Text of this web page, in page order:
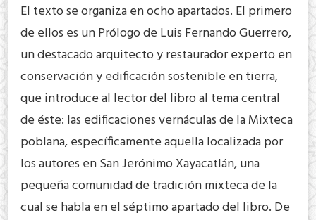
El texto se organiza en ocho apartados. El primero
de ellos es un Prólogo de Luis Fernando Guerrero,
un destacado arquitecto y restaurador experto en
conservación y edificación sostenible en tierra,
que introduce al lector del libro al tema central
de éste: las edificaciones vernáculas de la Mixteca
poblana, específicamente aquella localizada por
los autores en San Jerónimo Xayacatlán, una
pequeña comunidad de tradición mixteca de la
cual se habla en el séptimo apartado del libro. De